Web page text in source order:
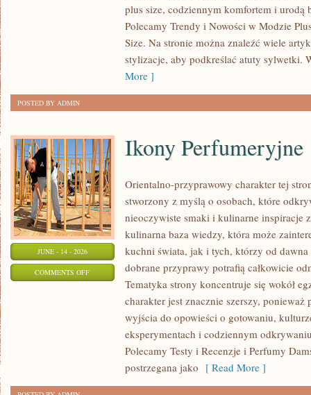
plus size, codziennym komfortem i urodą
Polecamy Trendy i Nowości w Modzie
Size. Na stronie można znaleźć wiele
stylizacje, aby podkreślać atuty sylwetki.
More ]
POSTED BY ADMIN
JUNE - 14 - 2026
COMMENTS OFFON
PERFUMERYJNE
Ikony Perfumeryjne
Orientalno-przyprawowy charakter tej
stworzony z myślą o osobach, które
nieoczywiste smaki i kulinarne inspiracje
kulinarna baza wiedzy, która może
kuchni świata, jak i tych, którzy od
dobrane przyprawy potrafią całkowicie
Tematyka strony koncentruje się wokół
charakter jest znacznie szerszy,
wyjścia do opowieści o gotowaniu,
eksperymentach i codziennym
Polecamy Testy i Recenzje i Perfumy
postrzegana jako [ Read More ]